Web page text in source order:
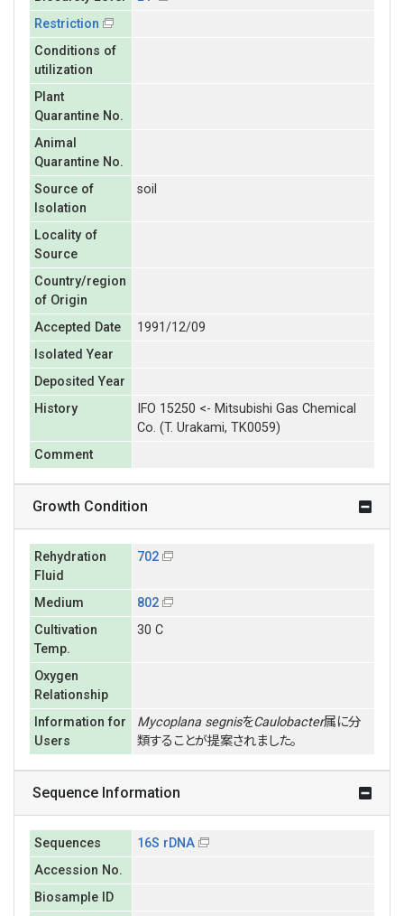
Restriction
Conditions of
utilization
Plant
Quarantine No.
Animal
Quarantine No.
Source of
Isolation
soil
Locality of
Source
Country/region
of Origin
Accepted Date
1991/12/09
Isolated Year
Deposited Year
History
IFO 15250 <- Mitsubishi Gas Chemical
Co. (T. Urakami, TK0059)
Comment
Growth Condition
Rehydration
Fluid
702
Medium
802
Cultivation
Temp.
30 C
Oxygen
Relationship
Information for
Users
Mycoplana segnisをCaulobacter属に分
類することが提案されました。
Sequence Information
Sequences
16S rDNA
Accession No.
Biosample ID